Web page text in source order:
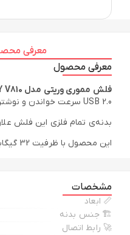
معرفی
معرفی محصول
فلش مموری وریتی مدل VERITY V810 ظرفیت 32 گیگابایت USB 3.0
USB 2.0 سرعت خواندن و نوشتن بسیار بیشتری را ارائه می‌دهد؛ مخصوصاً برای انتقال فایل‌های حجیم مانند فیلم‌های Full HD یا پروژه‌های کاری سنگین.
بدنه‌ی تمام فلزی این فلش
این محصول با ظرفیت 32 گیگابایت، ذخیره حجم بالایی از اسناد، موسیقی، عکس و ویدئو را برایتان ممکن می‌سازد و با سیستم‌عامل‌های مختلف به‌خوبی سازگار است.
مشخصات
📏 ابعاد
🏗 جنس بدنه
🚀 رابط اتصال